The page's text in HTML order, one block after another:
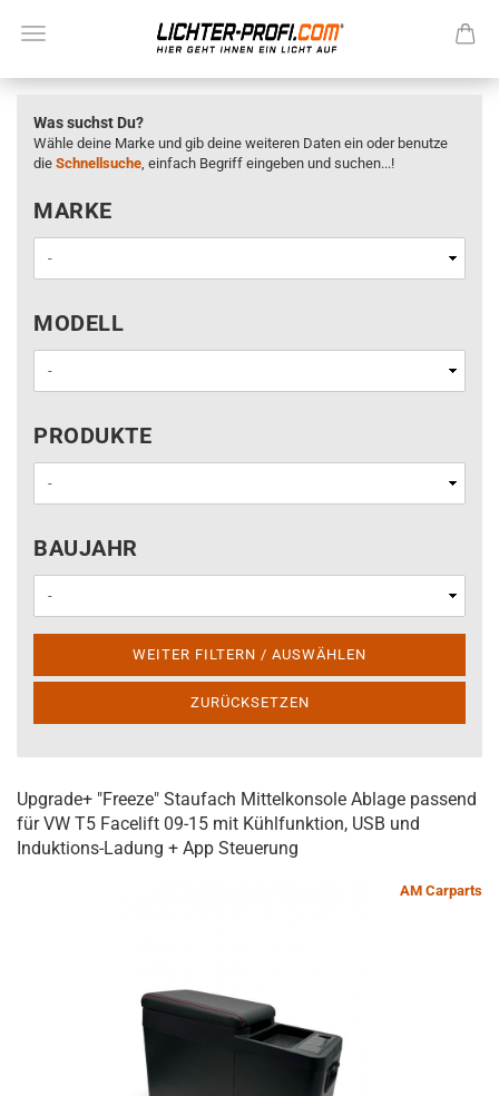
Was suchst Du?
Wähle deine Marke und gib deine weiteren Daten ein oder benutze
die Schnellsuche, einfach Begriff eingeben und suchen...!
MARKE
MARKE
MODELL
MODELL
PRODUKTE
PRODUKTE
BAUJAHR
BAUJAHR
WEITER FILTERN / AUSWÄHLEN
ZURÜCKSETZEN
Upgrade+ "Freeze" Staufach Mittelkonsole Ablage passend
für VW T5 Facelift 09-15 mit Kühlfunktion, USB und
Induktions-Ladung + App Steuerung
AM Carparts